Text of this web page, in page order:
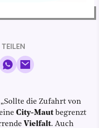
die Zufahrt von
City-Maut begrenzt
Vielfalt. Auch